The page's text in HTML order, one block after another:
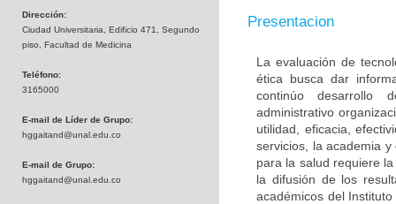
Dirección:
Ciudad Universitaria, Edificio 471, Segundo
piso, Facultad de Medicina
Teléfono:
3165000
E-mail de Líder de Grupo:
hggaitand@unal.edu.co
E-mail de Grupo:
hggaitand@unal.edu.co
Presentacion
La evaluación de
ética busca dar
continúo desarrollo
administrativo
utilidad, eficacia,
servicios, la academia
para la salud requiere
la difusión de los
académicos del